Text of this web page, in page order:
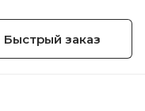
Быстрый заказ